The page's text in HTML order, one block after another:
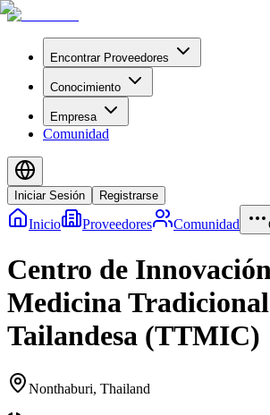
Encontrar Proveedores
Conocimiento
Empresa
Comunidad
Iniciar Sesión Registrarse
Inicio Proveedores Comunidad
Centro de
Medicina Tradicional
Tailandesa (TTMIC)
Nonthaburi, Thailand